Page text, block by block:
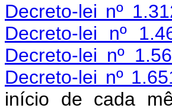
Decreto-lei nº
Decreto-lei nº
Decreto-lei nº
Decreto-lei nº
início de cada